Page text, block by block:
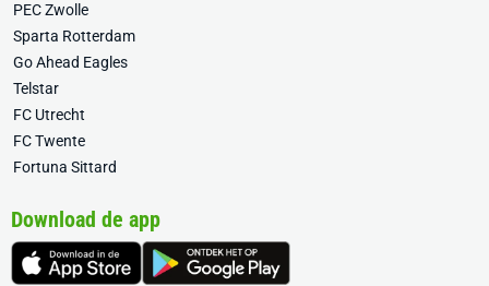
PEC Zwolle
Sparta Rotterdam
Go Ahead Eagles
Telstar
FC Utrecht
FC Twente
Fortuna Sittard
Download de app